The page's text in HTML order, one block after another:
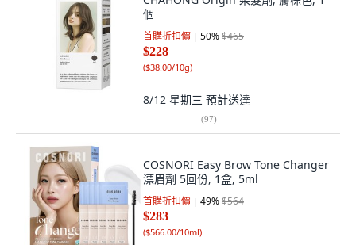
個
首購折扣價 50%$465
$228
($38.00/10g)
8/12 星期三 預計送達
(97)
COSNORI Easy Brow Tone Changer
漂眉劑 5回份, 1盒, 5ml
首購折扣價 49%$564
$283
($566.00/10ml)